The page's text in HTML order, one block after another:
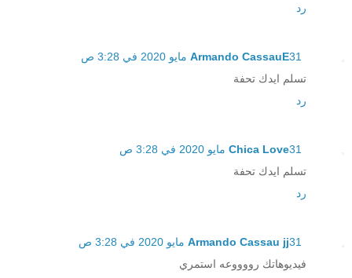
رد
Armando CassauE31 مايو 2020 في 3:28 ص
تسلم ايدك تحفة
رد
Chica Love31 مايو 2020 في 3:28 ص
تسلم ايدك تحفة
رد
Armando Cassau jj31 مايو 2020 في 3:28 ص
فيديوهاتك رووووعه استمري